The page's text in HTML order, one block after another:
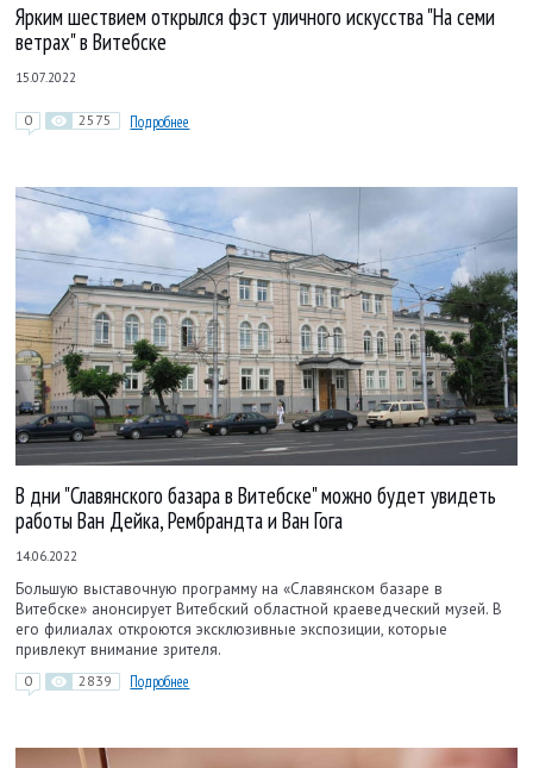
Ярким шествием открылся фэст уличного искусства "На семи
ветрах" в Витебске
15.07.2022
0 2575 Подробнее
В дни "Славянского базара в Витебске" можно будет увидеть
работы Ван Дейка, Рембрандта и Ван Гога
14.06.2022
Большую выставочную программу на «Славянском базаре в
Витебске» анонсирует Витебский областной краеведческий музей. В
его филиалах откроются эксклюзивные экспозиции, которые
привлекут внимание зрителя.
0 2839 Подробнее